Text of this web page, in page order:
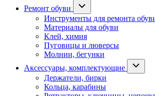
Ремонт обуви
Инструменты для ремонта
Материалы для обуви
Клей, химия
Пуговицы и люверсы
Молнии, бегунки
Аксессуары, комплектующие
Держатели, бирки
Кольца, карабины